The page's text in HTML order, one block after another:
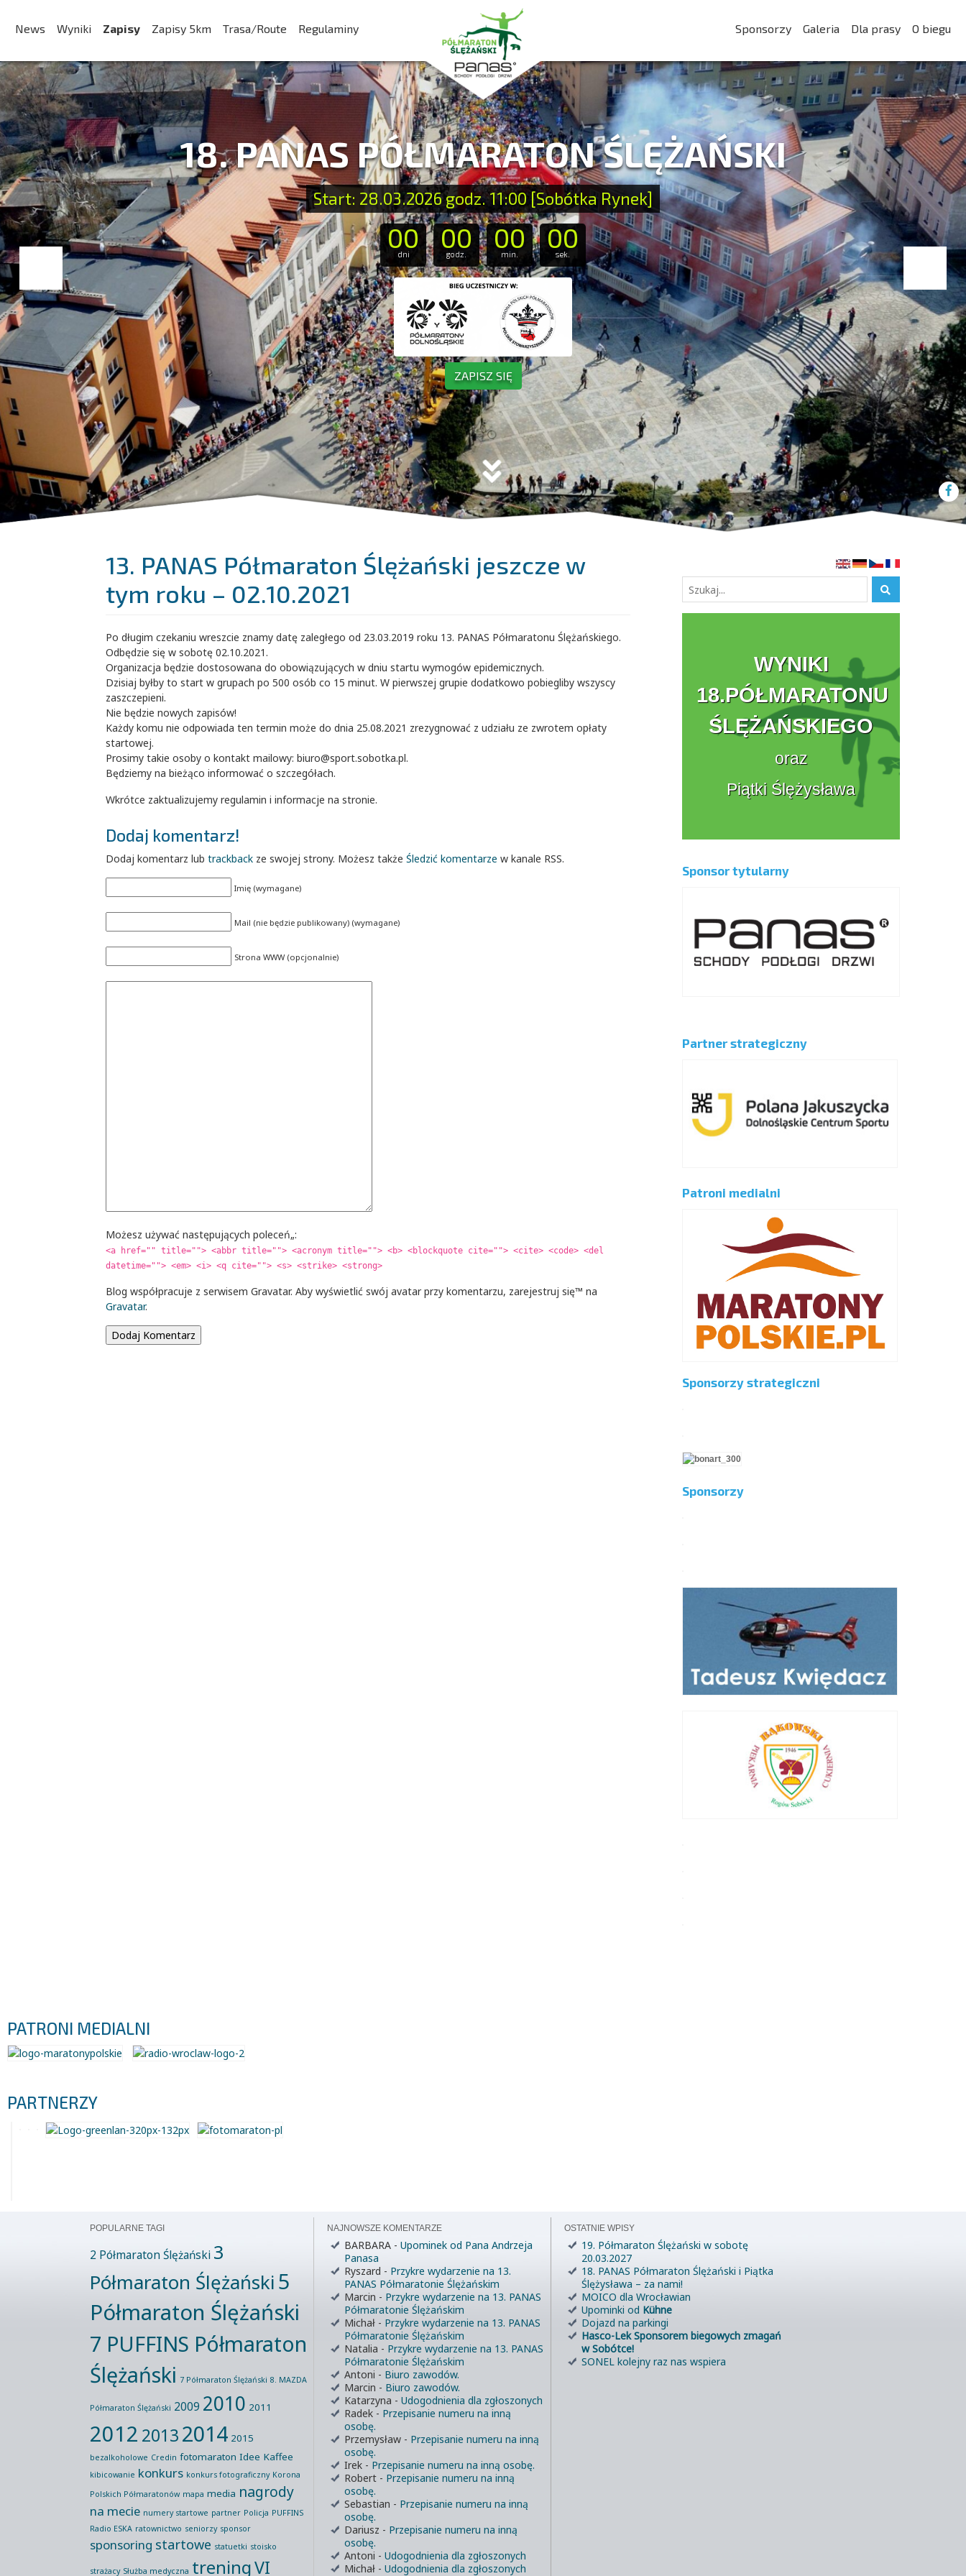
News Wyniki Zapisy Zapisy 5km Trasa/Route Regulaminy Sponsorzy Galeria Dla prasy O biegu
18. PANAS PÓŁMARATON ŚLĘŻAŃSKI
Start: 28.03.2026 godz. 11:00 [Sobótka Rynek]
00
dni
00
godz.
00
min.
00
sek.
ZAPISZ SIĘ
13. PANAS Półmaraton Ślężański jeszcze w
tym roku – 02.10.2021
Po długim czekaniu wreszcie znamy datę zaległego od 23.03.2019 roku 13. PANAS Półmaratonu Ślężańskiego.
Odbędzie się w sobotę 02.10.2021.
Organizacja będzie dostosowana do obowiązujących w dniu startu wymogów epidemicznych.
Dzisiaj byłby to start w grupach po 500 osób co 15 minut. W pierwszej grupie dodatkowo pobiegliby wszyscy
zaszczepieni.
Nie będzie nowych zapisów!
Każdy komu nie odpowiada ten termin może do dnia 25.08.2021 zrezygnować z udziału ze zwrotem opłaty
startowej.
Prosimy takie osoby o kontakt mailowy: biuro@sport.sobotka.pl.
Będziemy na bieżąco informować o szczegółach.
Wkrótce zaktualizujemy regulamin i informacje na stronie.
Dodaj komentarz!
Dodaj komentarz lub trackback ze swojej strony. Możesz także Śledzić komentarze w kanale RSS.
Imię (wymagane)
Mail (nie będzie publikowany) (wymagane)
Strona WWW (opcjonalnie)
Możesz używać następujących poleceń„:
<a href="" title=""> <abbr title=""> <acronym title=""> <b> <blockquote cite=""> <cite> <code> <del
datetime=""> <em> <i> <q cite=""> <s> <strike> <strong>
Blog współpracuje z serwisem Gravatar. Aby wyświetlić swój avatar przy komentarzu, zarejestruj się™ na
Gravatar.
WYNIKI
18.PÓŁMARATONU
ŚLĘŻAŃSKIEGO
oraz
Piątki Ślężysława
Sponsor tytularny
Partner strategiczny
Patroni medialni
Sponsorzy strategiczni
Sponsorzy
PATRONI MEDIALNI
PARTNERZY
POPULARNE TAGI
2 Półmaraton Ślężański 3
Półmaraton Ślężański 5
Półmaraton Ślężański
7 PUFFINS Półmaraton
Ślężański 7 Półmaraton Ślężański 8. MAZDA
Półmaraton Ślężański 2009 2010 2011
2012 20132014 2015
bezalkoholowe Credin fotomaraton Idee Kaffee
kibicowanie konkurs konkurs fotograficzny Korona
Polskich Półmaratonów mapa media nagrody
na mecie numery startowe partner Policja PUFFINS
Radio ESKA ratownictwo seniorzy sponsor
sponsoring startowe statuetki stoisko
strażacy Służba medyczna treningVI
NAJNOWSZE KOMENTARZE
BARBARA - Upominek od Pana Andrzeja
Panasa
Ryszard - Przykre wydarzenie na 13.
PANAS Półmaratonie Ślężańskim
Marcin - Przykre wydarzenie na 13. PANAS
Półmaratonie Ślężańskim
Michał - Przykre wydarzenie na 13. PANAS
Półmaratonie Ślężańskim
Natalia - Przykre wydarzenie na 13. PANAS
Półmaratonie Ślężańskim
Antoni - Biuro zawodów.
Marcin - Biuro zawodów.
Katarzyna - Udogodnienia dla zgłoszonych
Radek - Przepisanie numeru na inną
osobę.
Przemysław - Przepisanie numeru na inną
osobę.
Irek - Przepisanie numeru na inną osobę.
Robert - Przepisanie numeru na inną
osobę.
Sebastian - Przepisanie numeru na inną
osobę.
Dariusz - Przepisanie numeru na inną
osobę.
Antoni - Udogodnienia dla zgłoszonych
Michał - Udogodnienia dla zgłoszonych
OSTATNIE WPISY
19. Półmaraton Ślężański w sobotę
20.03.2027
18. PANAS Półmaraton Ślężański i Piątka
Ślężysława – za nami!
MOICO dla Wrocławian
Upominki od Kühne
Dojazd na parkingi
Hasco-Lek Sponsorem biegowych zmagań
w Sobótce!
SONEL kolejny raz nas wspiera